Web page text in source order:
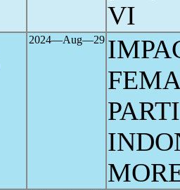
VI
2024―Aug―29